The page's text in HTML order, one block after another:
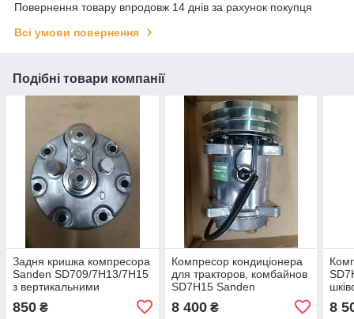
Повернення товару впродовж 14 днів за рахунок покупця
Всі умови повернення
Подібні товари компанії
Задня кришка компресора
Sanden SD709/7H13/7H15
з вертикальними
фланець
850 ₴
Компресор кондиціонера
для тракторов, комбайнов
SD7H15 Sanden
універсальний А2 152 мм
12V
8 400₴ 8